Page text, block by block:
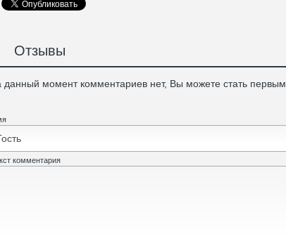
Отзывы
данный момент комментариев нет, Вы можете стать первым.
комментария